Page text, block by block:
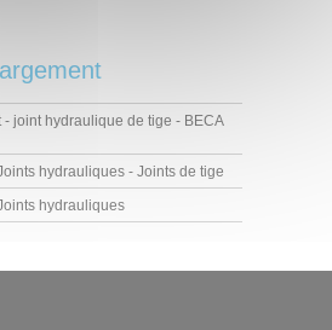
- joint hydraulique de tige - BECA
hydrauliques - Joints de tige
hydrauliques